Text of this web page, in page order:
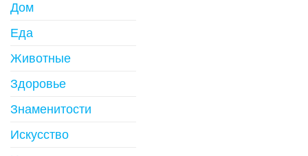
Дом
Еда
Животные
Здоровье
Знаменитости
Искусство